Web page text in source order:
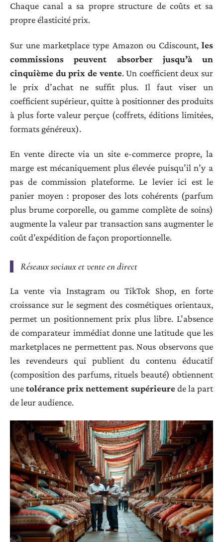
Chaque canal a sa propre structure de coûts et sa
propre élasticité prix.
Sur une marketplace type Amazon ou Cdiscount, les
commissions peuvent absorber jusqu’à un
cinquième du prix de vente. Un coefficient deux sur
le prix d’achat ne suffit plus. Il faut viser un
coefficient supérieur, quitte à positionner des produits
à plus forte valeur perçue (coffrets, éditions limitées,
formats généreux).
En vente directe via un site e-commerce propre, la
marge est mécaniquement plus élevée puisqu’il n’y a
pas de commission plateforme. Le levier ici est le
panier moyen : proposer des lots cohérents (parfum
plus brume corporelle, ou gamme complète de soins)
augmente la valeur par transaction sans augmenter le
coût d’expédition de façon proportionnelle.
Réseaux sociaux et vente en direct
La vente via Instagram ou TikTok Shop, en forte
croissance sur le segment des cosmétiques orientaux,
permet un positionnement prix plus libre. L’absence
de comparateur immédiat donne une latitude que les
marketplaces ne permettent pas. Nous observons que
les revendeurs qui publient du contenu éducatif
(composition des parfums, rituels beauté) obtiennent
unetolérance prix nettement supérieurede la part
de leur audience.